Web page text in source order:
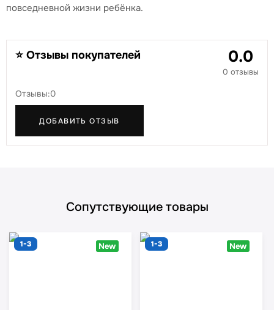
повседневной жизни ребёнка.
⭐ Отзывы покупателей 0.0
0 отзывы
Отзывы:0
ДОБАВИТЬ ОТЗЫВ
Сопутствующие товары
1-3 New 1-3 New